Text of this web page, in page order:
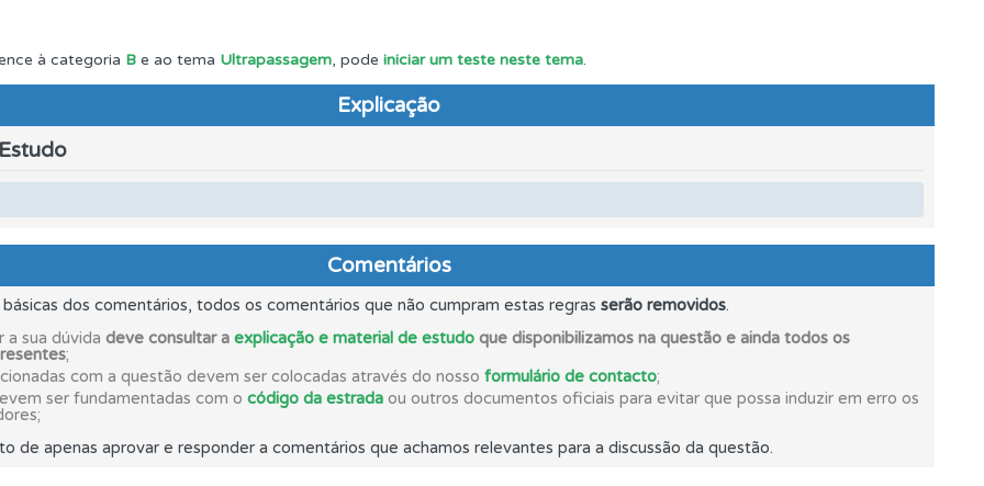
onde tem mais dificuldades no seu perfil.
comentários da questão quando tem dúvidas.
perfil se já está preparado para ir a exame.
uma questão colocando-a como favorita.
testemunhos dos nossos utilizadores e deixe o seu!
à categoria B e ao tema Ultrapassagem, pode iniciar um teste neste tema.
Explicação
Comentários
básicas dos comentários, todos os comentários que não cumpram estas regras serão removidos.
a sua dúvida deve consultar a explicação e material de estudo que disponibilizamos na questão e ainda todos os
;
com a questão devem ser colocadas através do nosso formulário de contacto;
ser fundamentadas com o código da estrada ou outros documentos oficiais para evitar que possa induzir em erro os
de apenas aprovar e responder a comentários que achamos relevantes para a discussão da questão.